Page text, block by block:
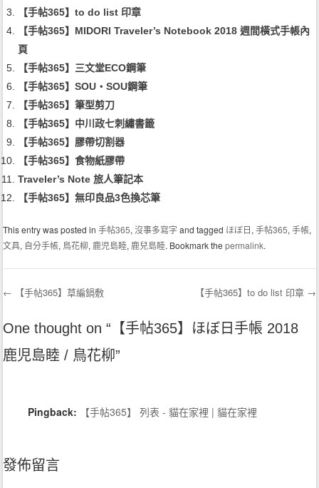
【手帖365】to do list 印章
【手帖365】MIDORI Traveler’s Notebook 2018 週間橫式手帳內
頁
【手帖365】三文堂ECO鋼筆
【手帖365】SOU・SOU鋼筆
【手帖365】筆型剪刀
【手帖365】中川政七刺繡書籤
【手帖365】膠帶切割器
【手帖365】食物紙膠帶
Traveler’s Note 旅人筆記本
【手帖365】無印良品3色換芯筆
This entry was posted in手帖365,沒事多寫字 and tagged ほぼ日,手帖365,手帳,
文具, 自分手帳, 鳥花柳, 鹿児島睦, 鹿兒島睦. Bookmark thepermalink.
Post navigation
← 【手帖365】草編鍋敷 【手帖365】to do list 印章 →
One thought on “ 【手帖365】ほぼ日手帳 2018
鹿児島睦 / 鳥花柳”
Pingback: 【手帖365】 列表 - 貓在家裡 | 貓在家裡
發佈留言